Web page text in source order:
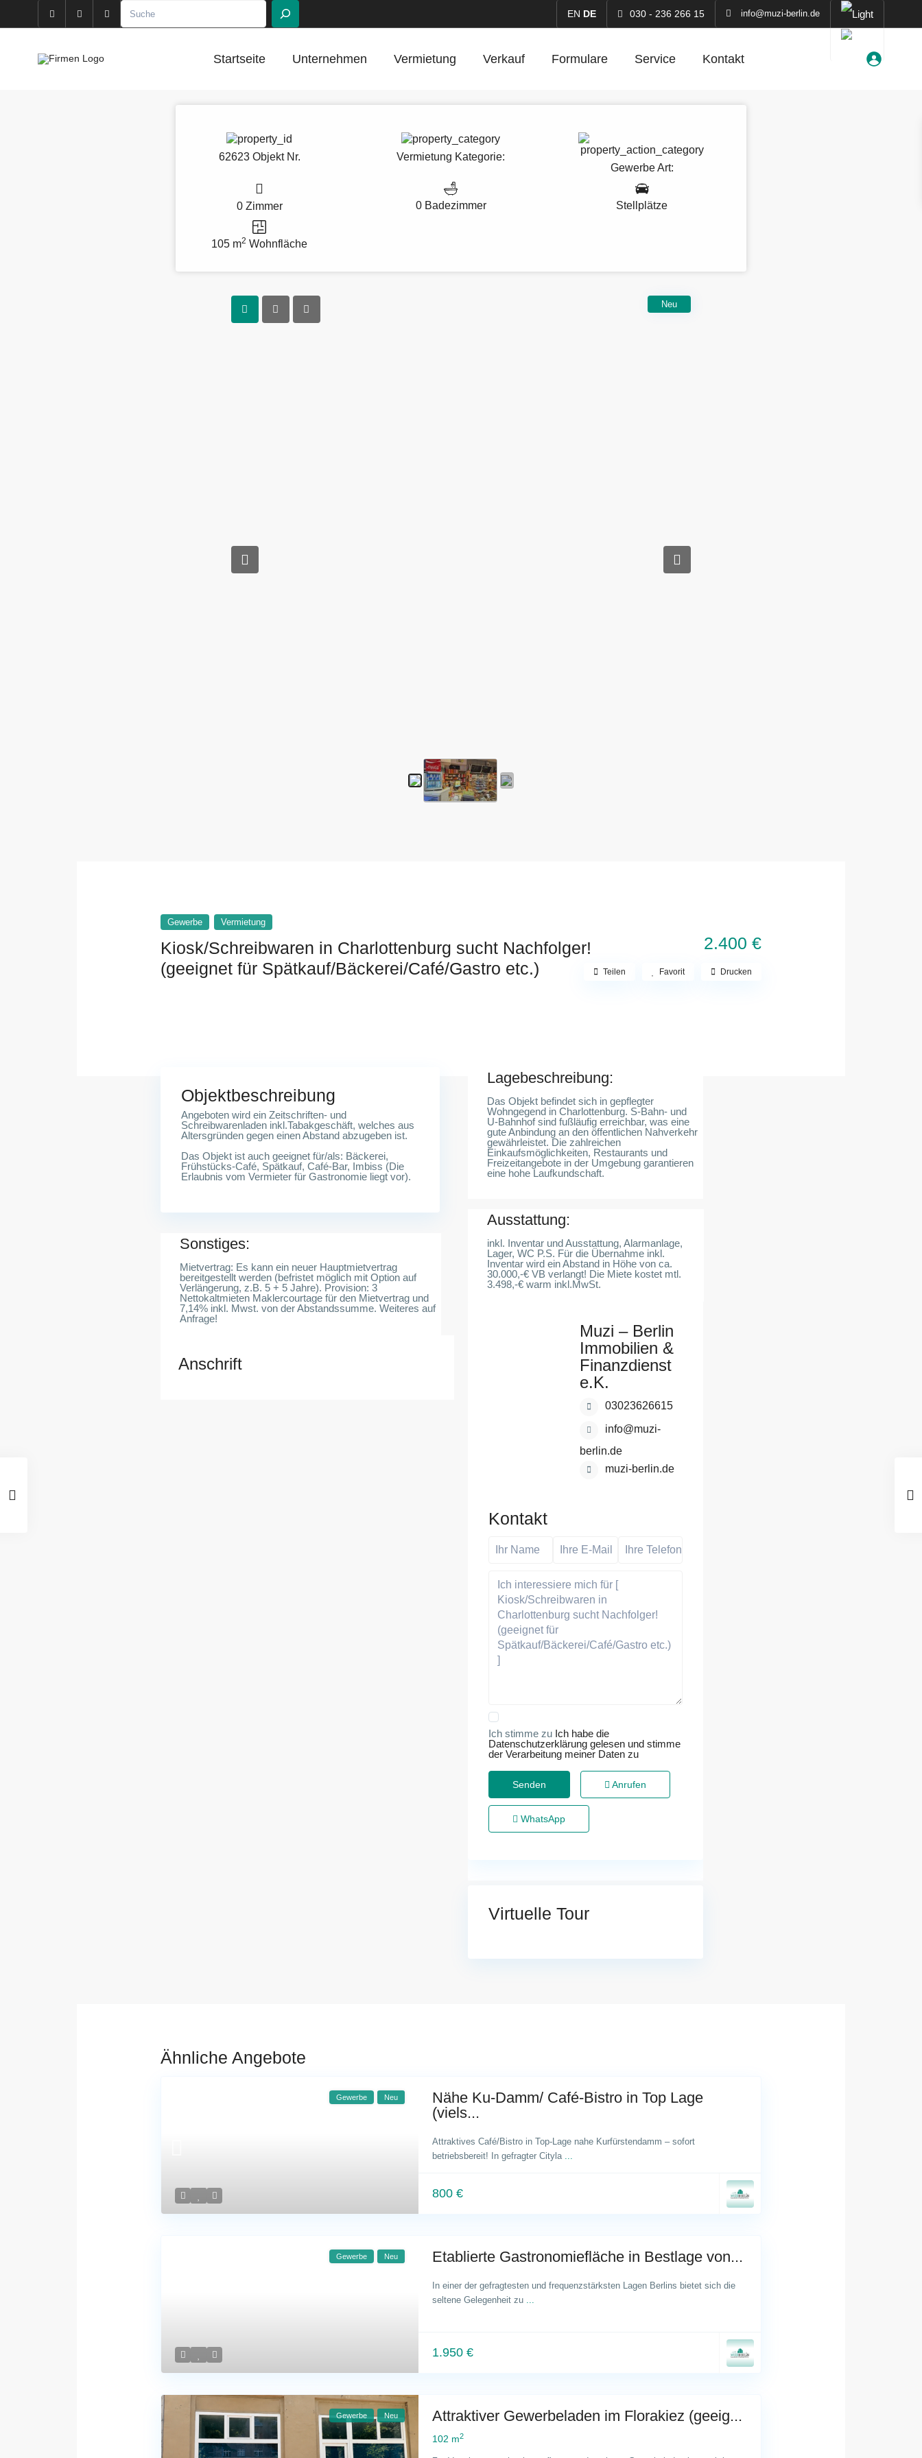
EN DE 030 - 236 266 15 info@muzi-berlin.de
Startseite Unternehmen Vermietung Verkauf Formulare Service Kontakt
62623 Objekt Nr. Vermietung Kategorie:
GewerbeArt:
0 Zimmer 0 Badezimmer Stellplätze
105 m2 Wohnfläche
Neu
Gewerbe Vermietung
Kiosk/Schreibwaren in Charlottenburg sucht Nachfolger!
(geeignet für Spätkauf/Bäckerei/Café/Gastro etc.)
2.400 €
Teilen Favorit Drucken
Objektbeschreibung
Angeboten wird ein Zeitschriften- und
Schreibwarenladen inkl.Tabakgeschäft, welches aus
Altersgründen gegen einen Abstand abzugeben ist.
Das Objekt ist auch geeignet für/als: Bäckerei,
Frühstücks-Café, Spätkauf, Café-Bar, Imbiss (Die
Erlaubnis vom Vermieter für Gastronomie liegt vor).
Sonstiges:
Mietvertrag: Es kann ein neuer Hauptmietvertrag
bereitgestellt werden (befristet möglich mit Option auf
Verlängerung, z.B. 5 + 5 Jahre). Provision: 3
Nettokaltmieten Maklercourtage für den Mietvertrag und
7,14% inkl. Mwst. von der Abstandssumme. Weiteres auf
Anfrage!
Anschrift
Lagebeschreibung:
Das Objekt befindet sich in gepflegter
Wohngegend in Charlottenburg. S-Bahn- und
U-Bahnhof sind fußläufig erreichbar, was eine
gute Anbindung an den öffentlichen Nahverkehr
gewährleistet. Die zahlreichen
Einkaufsmöglichkeiten, Restaurants und
Freizeitangebote in der Umgebung garantieren
eine hohe Laufkundschaft.
Ausstattung:
inkl. Inventar und Ausstattung, Alarmanlage,
Lager, WC P.S. Für die Übernahme inkl.
Inventar wird ein Abstand in Höhe von ca.
30.000,-€ VB verlangt! Die Miete kostet mtl.
3.498,-€ warm inkl.MwSt.
Muzi – Berlin
Immobilien &
Finanzdienst
e.K.
03023626615
info@muzi-
berlin.de
muzi-berlin.de
Kontakt
Ich stimme zu Ich habe die
Datenschutzerklärung gelesen und stimme
der Verarbeitung meiner Daten zu
Anrufen
WhatsApp
Virtuelle Tour
Ähnliche Angebote
Gewerbe Neu
Nähe Ku-Damm/ Café-Bistro in Top Lage
(viels...
Attraktives Café/Bistro in Top-Lage nahe Kurfürstendamm – sofort
betriebsbereit! In gefragter Cityla ...
800 €
Gewerbe Neu Etablierte Gastronomiefläche in Bestlage von...
In einer der gefragtesten und frequenzstärksten Lagen Berlins bietet sich die
seltene Gelegenheit zu ...
1.950 €
Gewerbe Neu Attraktiver Gewerbeladen im Florakiez (geeig...
102 m2